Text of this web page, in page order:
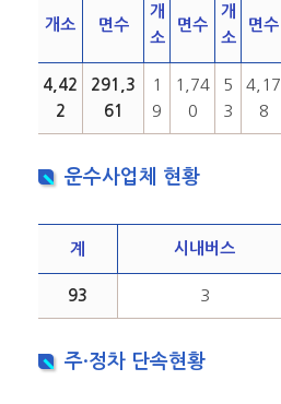
개소 면수
개
소
면수
개
소
면수
4,42
2
291,3
61
1
9
1,74
0
5
3
4,17
8
운수사업체 현황
계 시내버스
93 3
주·정차 단속현황